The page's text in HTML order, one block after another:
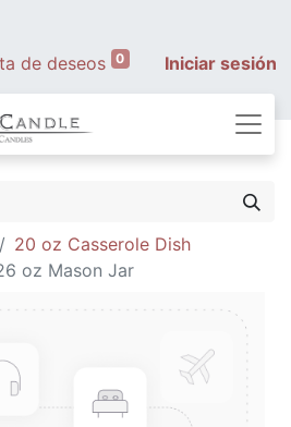
de deseos 0 Iniciar sesión
20 oz Casserole Dish
oz Mason Jar